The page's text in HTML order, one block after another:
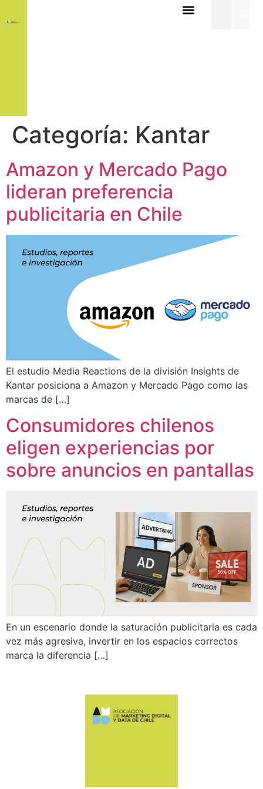
Categoría: Kantar
Amazon y Mercado Pago
lideran preferencia
publicitaria en Chile
El estudio Media Reactions de la división Insights de
Kantar posiciona a Amazon y Mercado Pago como las
marcas de […]
Consumidores chilenos
eligen experiencias por
sobre anuncios en pantallas
En un escenario donde la saturación publicitaria es cada
vez más agresiva, invertir en los espacios correctos
marca la diferencia […]